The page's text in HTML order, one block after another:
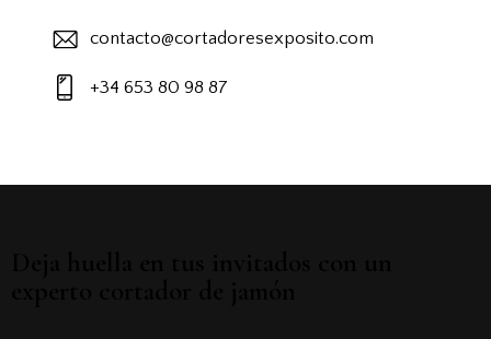
contacto@cortadoresexposito.com
+34 653 80 98 87